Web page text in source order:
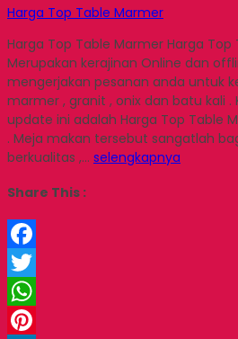
Harga Top Table Marmer
Harga Top Table Marmer Harga
Merupakan kerajinan Online dan
mengerjakan pesanan anda untuk
marmer , granit , onix dan batu kali .
update ini adalah Harga Top Table
. Meja makan tersebut sangatlah
berkualitas ,… selengkapnya
Share This :
Facebook
Twitter
WhatsApp